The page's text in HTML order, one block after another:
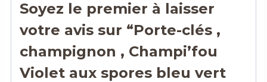
Soyez le premier à laisser
votre avis sur “Porte-clés ,
champignon , Champi’fou
Violet aux spores bleu vert